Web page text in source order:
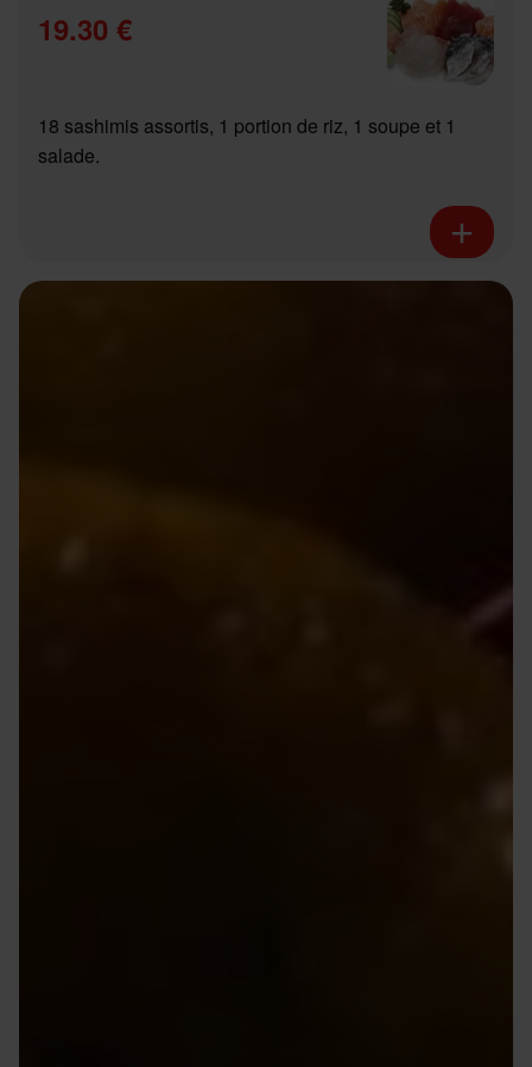
19.30 €
18 sashimis assortis, 1 portion de riz, 1 soupe et 1
salade.